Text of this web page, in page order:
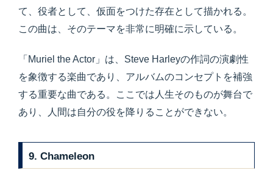
て、役者として、仮面をつけた存在として描かれる。
この曲は、そのテーマを非常に明確に示している。
「Muriel the Actor」は、Steve Harleyの作詞の演劇性
を象徴する楽曲であり、アルバムのコンセプトを補強
する重要な曲である。ここでは人生そのものが舞台で
あり、人間は自分の役を降りることができない。
9. Chameleon